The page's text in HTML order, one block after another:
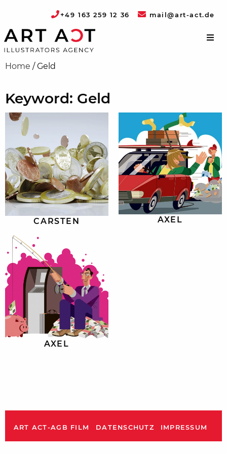
+49 163 259 12 36 mail@art-act.de
Home /Geld
Keyword: Geld
CARSTEN AXEL
AXEL
ART ACT-AGB FILM DATENSCHUTZ IMPRESSUM